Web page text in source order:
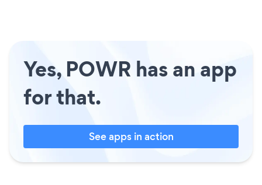
Yes, POWR has an app
for that.
See apps in action